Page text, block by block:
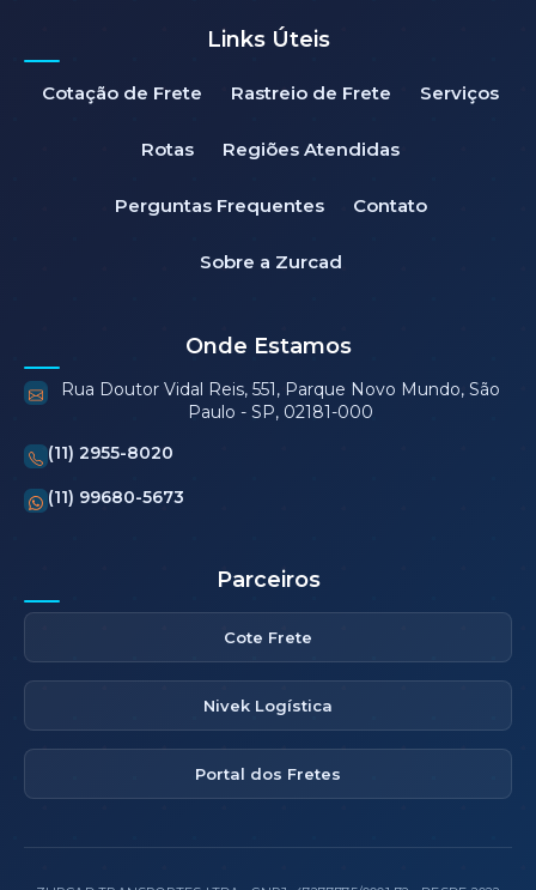
Links Úteis
Cotação de Frete Rastreio de Frete Serviços
Rotas Regiões Atendidas
Perguntas Frequentes Contato
Sobre a Zurcad
Onde Estamos
Rua Doutor Vidal Reis, 551, Parque Novo Mundo, São
Paulo - SP, 02181-000
(11) 2955-8020
(11) 99680-5673
Parceiros
Cote Frete
Nivek Logística
Portal dos Fretes